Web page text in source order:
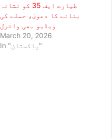
طیارے ایف 35 کو نشانہ
بنانے کا دعویٰ، حملے کی
ویڈیو بھی وائرل
March 20, 2026
In "پاکستان"